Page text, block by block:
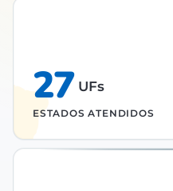
27 UFs
ESTADOS ATENDIDOS